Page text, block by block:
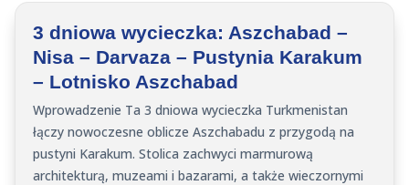
3 dniowa wycieczka: Aszchabad –
Nisa – Darvaza – Pustynia Karakum
– Lotnisko Aszchabad
Wprowadzenie Ta 3 dniowa wycieczka Turkmenistan
łączy nowoczesne oblicze Aszchabadu z przygodą na
pustyni Karakum. Stolica zachwyci marmurową
architekturą, muzeami i bazarami, a także wieczornymi